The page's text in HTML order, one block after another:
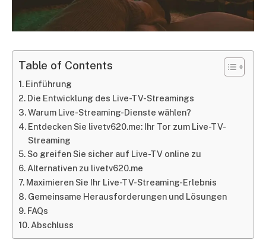
Table of Contents
Einführung
Die Entwicklung des Live-TV-Streamings
Warum Live-Streaming-Dienste wählen?
Entdecken Sie livetv620.me: Ihr Tor zum Live-TV-
Streaming
So greifen Sie sicher auf Live-TV online zu
Alternativen zu livetv620.me
Maximieren Sie Ihr Live-TV-Streaming-Erlebnis
Gemeinsame Herausforderungen und Lösungen
FAQs
Abschluss